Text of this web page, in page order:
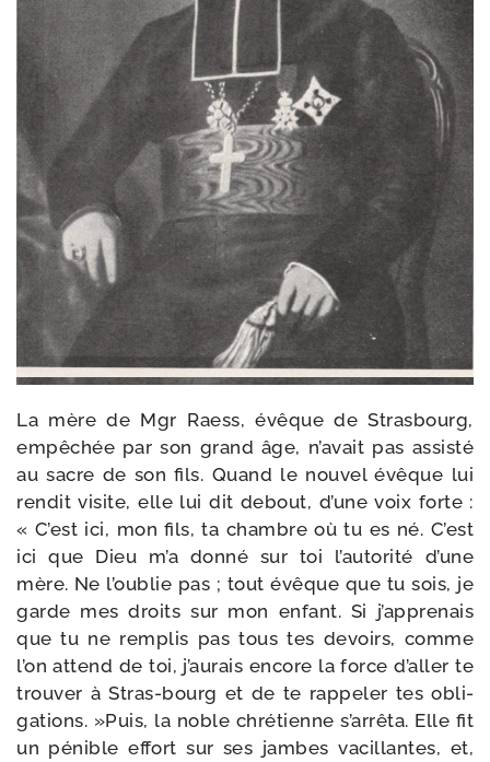
La mère de Mgr Raess, évêque de Strasbourg,
empê­chée par son grand âge, n’avait pas assis­té
au sacre de son fils. Quand le nou­vel évêque lui
ren­dit visite, elle lui dit debout, d’une voix forte :
« C’est ici, mon fils, ta chambre où tu es né. C’est
ici que Dieu m’a don­né sur toi l’autorité d’une
mère. Ne l’oublie pas ; tout évêque que tu sois, je
garde mes droits sur mon enfant. Si j’apprenais
que tu ne rem­plis pas tous tes devoirs, comme
l’on attend de toi, j’aurais encore la force d’aller te
trou­ver à Stras-​bourg et de te rap­pe­ler tes obli­
ga­tions. »Puis, la noble chré­tienne s’arrêta. Elle fit
un pénible effort sur ses jambes vacillantes, et,